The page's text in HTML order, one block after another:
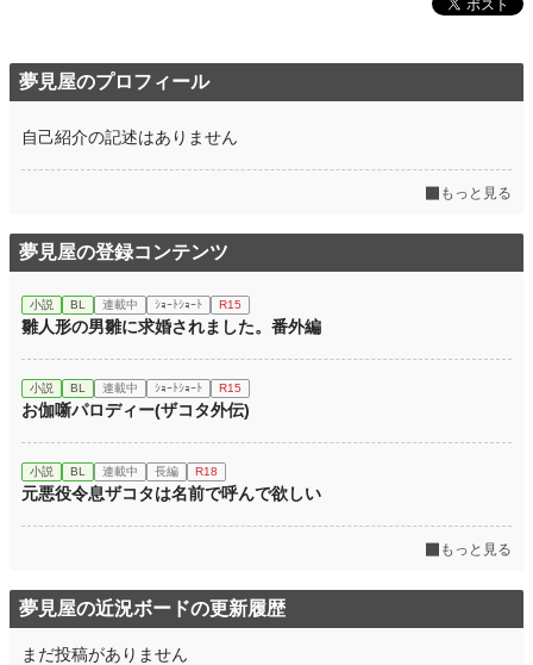
夢見屋のプロフィール
自己紹介の記述はありません
もっと見る
夢見屋の登録コンテンツ
小説 BL 連載中 ｼｮｰﾄｼｮｰﾄ R15
雛人形の男雛に求婚されました。番外編
小説 BL 連載中 ｼｮｰﾄｼｮｰﾄ R15
お伽噺パロディー(ザコタ外伝)
小説 BL 連載中 長編 R18
元悪役令息ザコタは名前で呼んで欲しい
もっと見る
夢見屋の近況ボードの更新履歴
まだ投稿がありません